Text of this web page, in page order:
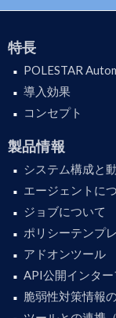
特長
POLESTAR
導入効果
コンセプト
製品情報
システム構成と
エージェントに
ジョブについて
ポリシーテンプ
アドオンツール
API公開インタ
脆弱性対策情報